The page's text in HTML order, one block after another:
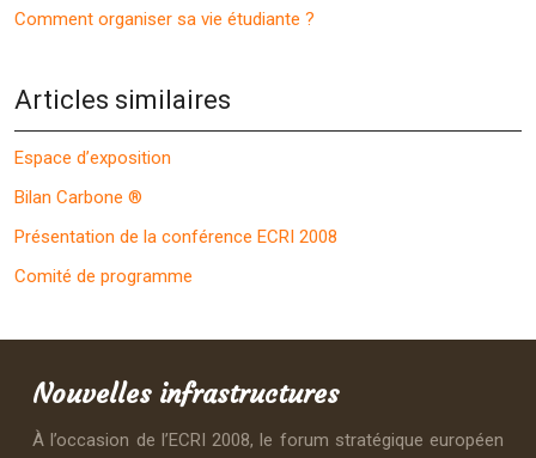
Comment organiser sa vie étudiante ?
Articles similaires
Espace d’exposition
Bilan Carbone ®
Présentation de la conférence ECRI 2008
Comité de programme
Nouvelles infrastructures
À l’occasion de l’ECRI 2008, le forum stratégique européen